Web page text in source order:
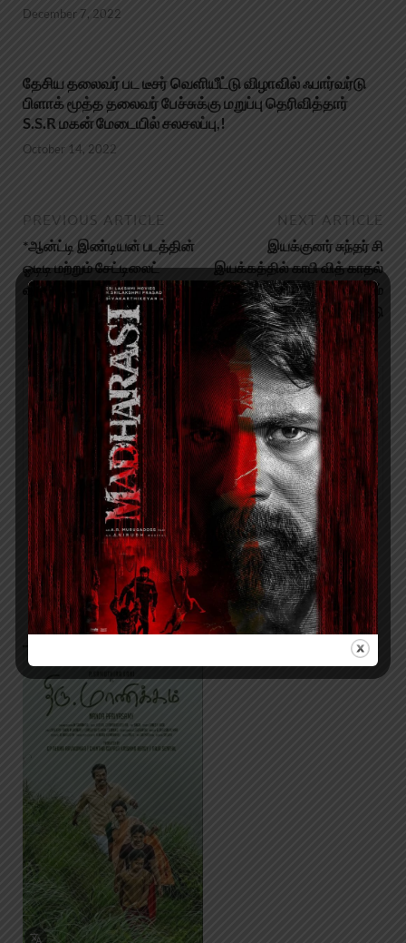
December 7, 2022
தேசிய தலைவர் பட டீசர் வெளியீட்டு விழாவில் ஃபார்வர்டு
பிளாக் மூத்த தலைவர் பேச்சுக்கு மறுப்பு தெரிவித்தார்
S.S.R மகன் மேடையில் சலசலப்பு,!
October 14, 2022
PREVIOUS ARTICLE
*ஆன்ட்டி இண்டியன் படத்தின்
ஓடிடி மற்றும் சேட்டிலைட்
வியாபாரம் மும்முரம்*
NEXT ARTICLE
இயக்குனர் சுந்தர் சி
இயக்கத்தில் காபி வித் காதல்
படத்தின் இசை மற்றும்
டிரைலர் வெளியீடு
About admin
View all posts by admin →